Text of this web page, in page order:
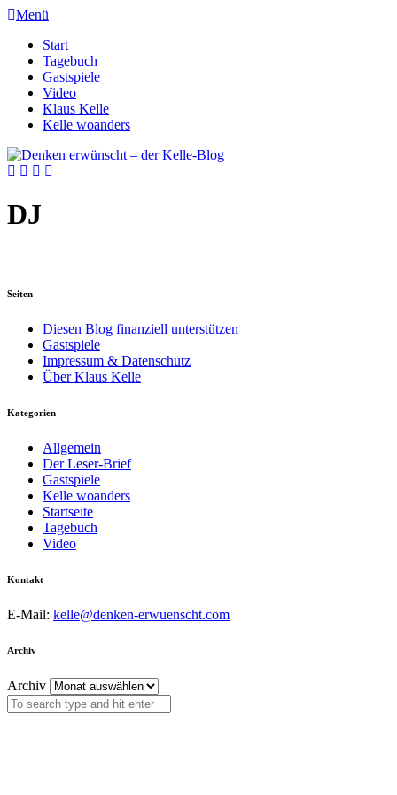
Menü
Start
Tagebuch
Gastspiele
Video
Klaus Kelle
Kelle woanders
DJ
Seiten
Diesen Blog finanziell unterstützen
Gastspiele
Impressum & Datenschutz
Über Klaus Kelle
Kategorien
Allgemein
Der Leser-Brief
Gastspiele
Kelle woanders
Startseite
Tagebuch
Video
Kontakt
E-Mail: kelle@denken-erwuenscht.com
Archiv
Archiv